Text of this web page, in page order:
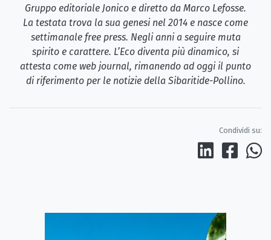
Gruppo editoriale Jonico e diretto da Marco Lefosse.
La testata trova la sua genesi nel 2014 e nasce come
settimanale free press. Negli anni a seguire muta
spirito e carattere. L’Eco diventa più dinamico, si
attesta come web journal, rimanendo ad oggi il punto
di riferimento per le notizie della Sibaritide-Pollino.
Condividi su: